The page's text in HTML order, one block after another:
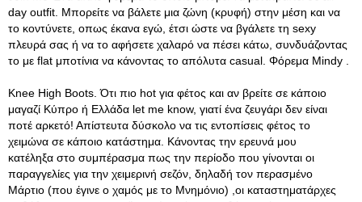
day οutfit. Μπορείτε να βάλετε μια ζώνη (κρυφή) στην μέση και να
το κοντύνετε, oπως έκανα εγώ, έτσι ώστε να βγάλετε τη sexy
πλευρά σας ή να το αφήσετε χαλαρό να πέσει κάτω, συνδυάζοντας
το με flat μποτίνια να κάνοντας το απόλυτα casual. Φόρεμα Μindy .
Knee High Boots. Ότι πιο hot για φέτος και αν βρείτε σε κάποιο
μαγαζί Κύπρο ή Ελλάδα let me know, γιατί ένα ζευγάρι δεν είναι
ποτέ αρκετό! Απίστευτα δύσκολο να τις εντοπίσεις φέτος το
χειμώνα σε κάποιο κατάστημα . Κάνοντας την ερευνά μου
κατέληξα στο συμπέρασμα πως την περίοδο που γίνονται οι
παραγγελίες για την χειμερινή σεζόν, δηλαδή τον περασμένο
Μάρτιο (που έγινε ο χαμός με το Μνημόνιο) ,οι καταστηματάρχες